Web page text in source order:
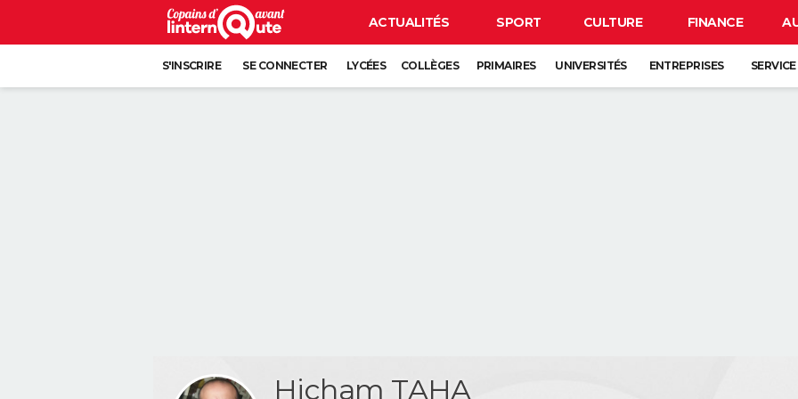
ACTUALITÉS SPORT CULTURE FINANCE
S'INSCRIRE SE CONNECTER LYCÉES COLLÈGES PRIMAIRES UNIVERSITÉS ENTREPRISES
Hicham TAHA